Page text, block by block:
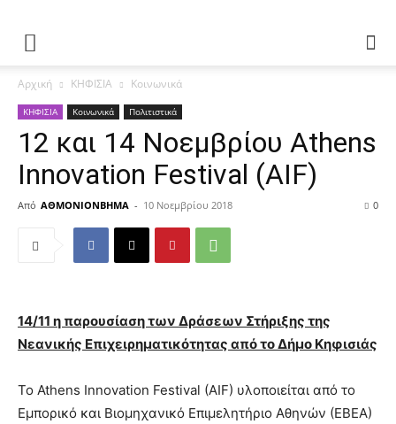
Αρχική ΚΗΦΙΣΙΑ Κοινωνικά
ΚΗΦΙΣΙΑ Κοινωνικά Πολιτιστικά
12 και 14 Νοεμβρίου Athens
Innovation Festival (AIF)
Από ΑΘΜΟΝΙΟΝΒΗΜΑ - 10 Νοεμβρίου 2018 0
14/11 η παρουσίαση των Δράσεων Στήριξης της
Νεανικής Επιχειρηματικότητας από το Δήμο Κηφισιάς
Το Athens Innovation Festival (AIF) υλοποιείται από το
Εμπορικό και Βιομηχανικό Επιμελητήριο Αθηνών (ΕΒΕΑ)